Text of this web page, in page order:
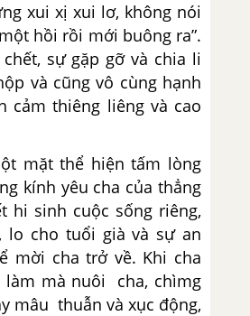
xui xị xui lơ, không nói
hồi rồi mới buông ra”.
sự gặp gỡ và chia li
và cũng vô cùng hạnh
thiêng liêng và cao
mặt thể hiện tấm lòng
kính yêu cha của thẳng
hi sinh cuộc sống riêng,
lo cho tuổi già và sự an
mời cha trở về. Khi cha
làm mà nuôi cha, chìmg
mâu thuẫn và xục động,